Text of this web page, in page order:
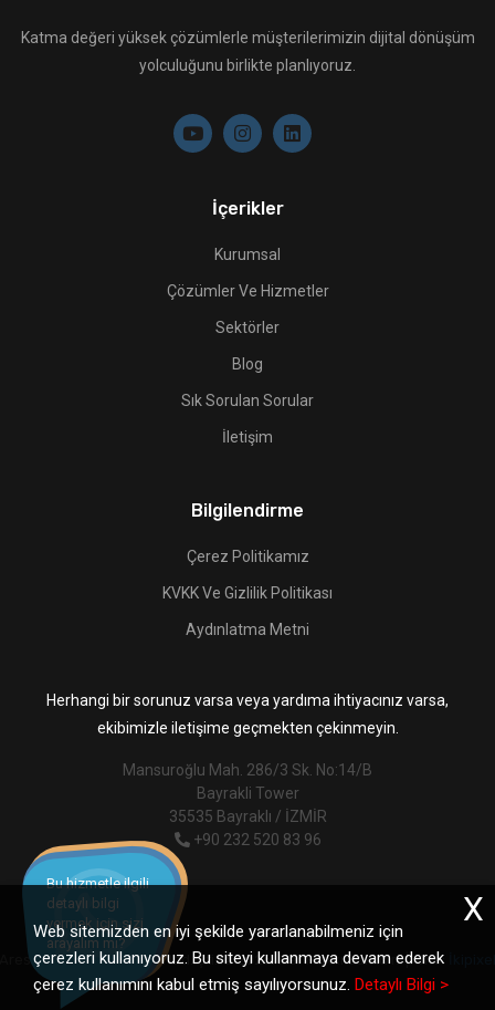
Katma değeri yüksek çözümlerle müşterilerimizin dijital dönüşüm
yolculuğunu birlikte planlıyoruz.
İçerikler
Kurumsal
Çözümler Ve Hizmetler
Sektörler
Blog
Sık Sorulan Sorular
İletişim
Bilgilendirme
Çerez Politikamız
KVKK Ve Gizlilik Politikası
Aydınlatma Metni
Herhangi bir sorunuz varsa veya yardıma ihtiyacınız varsa,
ekibimizle iletişime geçmekten çekinmeyin.
Mansuroğlu Mah. 286/3 Sk. No:14/B
Bayrakli Tower
35535 Bayraklı / İZMİR
+90 232 520 83 96
Ares Dijital Dönüşüm Tic. Ltd. Şti. © 2026. Her Hakkı Saklıdır. | Site:
Bu hizmetle ilgili
detaylı bilgi
vermek için sizi
arayalım mı?
Web sitemizden en iyi şekilde yararlanabilmeniz için
çerezleri kullanıyoruz. Bu siteyi kullanmaya devam ederek
çerez kullanımını kabul etmiş sayılıyorsunuz. Detaylı Bilgi >
X